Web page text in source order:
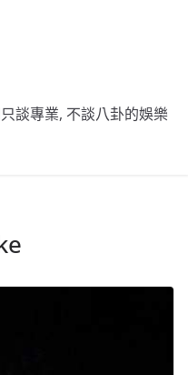
談專業, 不談八卦的娛樂